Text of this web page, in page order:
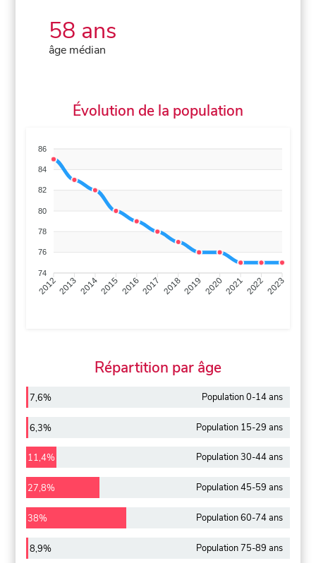
58 ans
âge médian
Évolution de la population
86
84
82
80
78
76
74
20122013 20142015 20162017 20182019 20202021 2022 2023
Répartition par âge
7,6% Population 0-14 ans
6,3% Population 15-29 ans
11,4% Population 30-44 ans
27,8% Population 45-59 ans
38% Population 60-74 ans
8,9% Population 75-89 ans